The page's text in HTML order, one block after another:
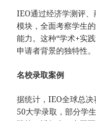
IEO通过经济学测评
模块，全面考察学生
能力。这种“学术+实
申请者背景的独特性。
名校录取案例
据统计，IEO全球总
50大学录取，部分学